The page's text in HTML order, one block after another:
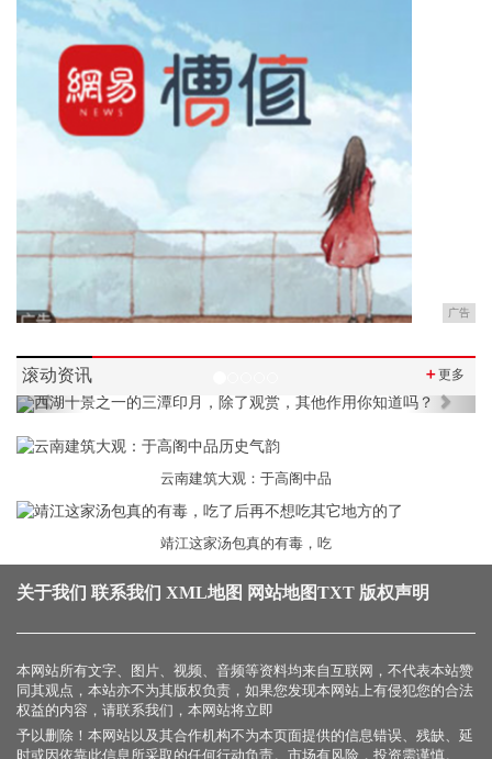
广告
滚动资讯 ＋更多
Previous Next
云南建筑大观：于高阁中品
靖江这家汤包真的有毒，吃
关于我们 联系我们 XML地图 网站地图TXT 版权声明
本网站所有文字、图片、视频、音频等资料均来自互联网，不代表本站赞
同其观点，本站亦不为其版权负责，如果您发现本网站上有侵犯您的合法
权益的内容，请联系我们，本网站将立即
予以删除！本网站以及其合作机构不为本页面提供的信息错误、残缺、延
时或因依靠此信息所采取的任何行动负责。市场有风险，投资需谨慎。